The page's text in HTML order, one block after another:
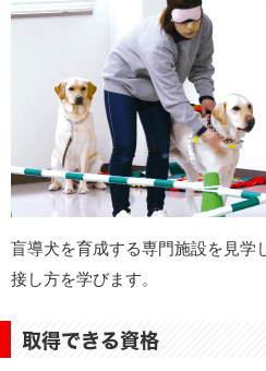
盲導犬を育成する専門施設を見学
接し方を学びます。
取得できる資格